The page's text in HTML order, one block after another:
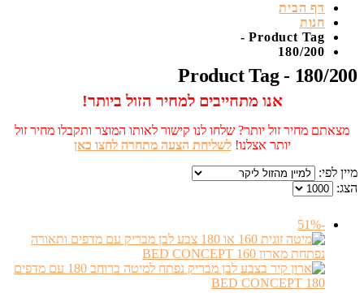
דף הבית
חנות
Product Tag -
180/200
Product Tag - 180/200
אנו מתחייבים למחיר הזול ביותר!
מצאתם מחיר זול יותר? שלחו לנו קישור לאותו המוצר ותקבלו מחיר זול
יותר אצלנו!לשליחת הצעה מתחרה לחצו כאן
מיין לפי:
הצג:
-51%